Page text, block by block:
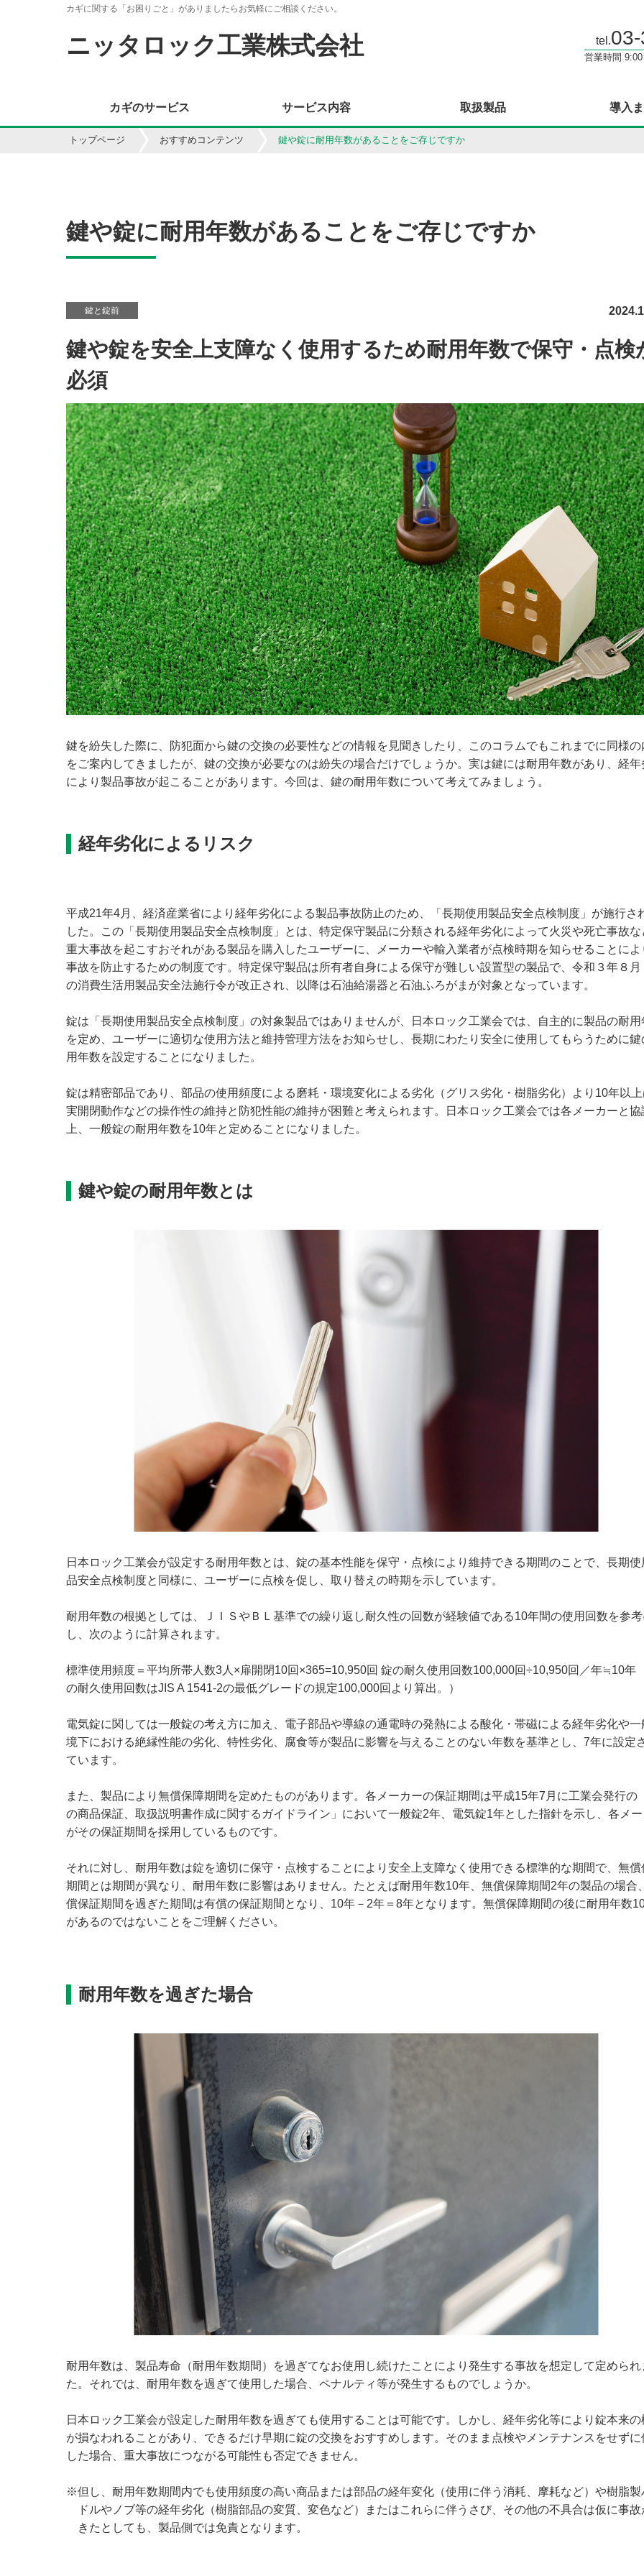
カギに関する「お困りごと」がありましたらお気軽にご相談ください。
ニッタロック工業株式会社 tel.
営業時間
カギのサービス サービス内容 取扱製品 導入
トップページ おすすめコンテンツ 鍵や錠に耐用年数があることをご存じですか
鍵や錠に耐用年数があることをご存じですか
鍵と錠前
鍵や錠を安全上支障なく使用するため耐用年数で保守・点検
必須
鍵を紛失した際に、防犯面から鍵の交換の必要性などの情報を見聞きしたり、このコラムでもこれまでに同様の
をご案内してきましたが、鍵の交換が必要なのは紛失の場合だけでしょうか。実は鍵には耐用年数があり、経年
により製品事故が起こることがあります。今回は、鍵の耐用年数について考えてみましょう。
経年劣化によるリスク
平成21年4月、経済産業省により経年劣化による製品事故防止のため、「長期使用製品安全点検制度」が施行さ
した。この「長期使用製品安全点検制度」とは、特定保守製品に分類される経年劣化によって火災や死亡事故な
重大事故を起こすおそれがある製品を購入したユーザーに、メーカーや輸入業者が点検時期を知らせることによ
事故を防止するための制度です。特定保守製品は所有者自身による保守が難しい設置型の製品で、令和３年８月
の消費生活用製品安全法施行令が改正され、以降は石油給湯器と石油ふろがまが対象となっています。
錠は「長期使用製品安全点検制度」の対象製品ではありませんが、日本ロック工業会では、自主的に製品の耐用
を定め、ユーザーに適切な使用方法と維持管理方法をお知らせし、長期にわたり安全に使用してもらうために鍵
用年数を設定することになりました。
錠は精密部品であり、部品の使用頻度による磨耗・環境変化による劣化（グリス劣化・樹脂劣化）より10年以
実開閉動作などの操作性の維持と防犯性能の維持が困難と考えられます。日本ロック工業会では各メーカーと協
上、一般錠の耐用年数を10年と定めることになりました。
鍵や錠の耐用年数とは
日本ロック工業会が設定する耐用年数とは、錠の基本性能を保守・点検により維持できる期間のことで、長期使
品安全点検制度と同様に、ユーザーに点検を促し、取り替えの時期を示しています。
耐用年数の根拠としては、ＪＩＳやＢＬ基準での繰り返し耐久性の回数が経験値である10年間の使用回数を参
し、次のように計算されます。
標準使用頻度＝平均所帯人数3人×扉開閉10回×365=10,950回 錠の耐久使用回数100,000回÷10,950回／年≒10年
の耐久使用回数はJIS A 1541-2の最低グレードの規定100,000回より算出。）
電気錠に関しては一般錠の考え方に加え、電子部品や導線の通電時の発熱による酸化・帯磁による経年劣化や一
境下における絶縁性能の劣化、特性劣化、腐食等が製品に影響を与えることのない年数を基準とし、7年に設定
ています。
また、製品により無償保障期間を定めたものがあります。各メーカーの保証期間は平成15年7月に工業会発行の
の商品保証、取扱説明書作成に関するガイドライン」において一般錠2年、電気錠1年とした指針を示し、各メ
がその保証期間を採用しているものです。
それに対し、耐用年数は錠を適切に保守・点検することにより安全上支障なく使用できる標準的な期間で、無償
期間とは期間が異なり、耐用年数に影響はありません。たとえば耐用年数10年、無償保障期間2年の製品の場合
償保証期間を過ぎた期間は有償の保証期間となり、10年－2年＝8年となります。無償保障期間の後に耐用年数
があるのではないことをご理解ください。
耐用年数を過ぎた場合
耐用年数は、製品寿命（耐用年数期間）を過ぎてなお使用し続けたことにより発生する事故を想定して定められ
た。それでは、耐用年数を過ぎて使用した場合、ペナルティ等が発生するものでしょうか。
日本ロック工業会が設定した耐用年数を過ぎても使用することは可能です。しかし、経年劣化等により錠本来の
が損なわれることがあり、できるだけ早期に錠の交換をおすすめします。そのまま点検やメンテナンスをせずに
した場合、重大事故につながる可能性も否定できません。
※但し、耐用年数期間内でも使用頻度の高い商品または部品の経年変化（使用に伴う消耗、摩耗など）や樹脂製
ドルやノブ等の経年劣化（樹脂部品の変質、変色など）またはこれらに伴うさび、その他の不具合は仮に事故
きたとしても、製品側では免責となります。